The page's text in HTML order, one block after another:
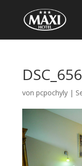
von pcpochyly|